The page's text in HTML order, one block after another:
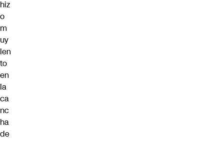
hiz
o
m
uy
len
to
en
la
ca
nc
ha
de